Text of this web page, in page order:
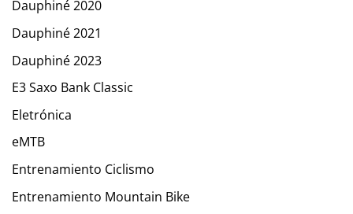
Dauphiné 2020
Dauphiné 2021
Dauphiné 2023
E3 Saxo Bank Classic
Eletrónica
eMTB
Entrenamiento Ciclismo
Entrenamiento Mountain Bike